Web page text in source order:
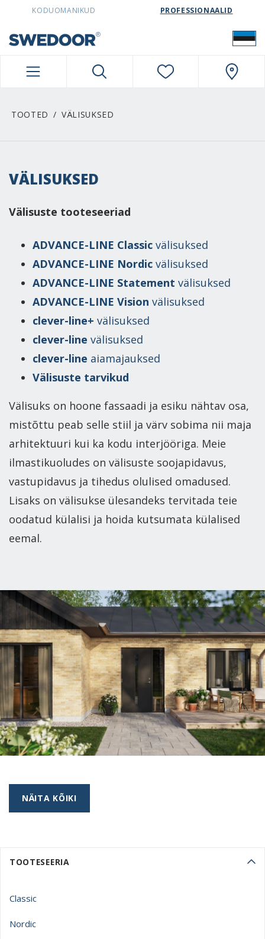
SWEDOORESTONIA NAVIGATION
KODUOMANIKUD PROFESSIONAALID
TOOTED VÄLISUKSED
VÄLISUKSED
Välisuste tooteseeriad
ADVANCE-LINE Classic välisuksed
ADVANCE-LINE Nordic välisuksed
ADVANCE-LINE Statement välisuksed
ADVANCE-LINE Vision välisuksed
clever-line+ välisuksed
clever-line välisuksed
clever-line aiamajauksed
Välisuste tarvikud
Välisuks on hoone fassaadi ja esiku nähtav osa,
mistõttu peab selle stiil ja värv sobima nii maja
arhitektuuri kui ka kodu interjööriga. Meie
ilmastikuoludes on välisuste soojapidavus,
vastupidavus ja tihedus olulised omadused.
Lisaks on välisukse ülesandeks tervitada teie
oodatud külalisi ja hoida kutsumata külalised
eemal.
NÄITA KÕIKI
TOOTESEERIA
Classic
Nordic